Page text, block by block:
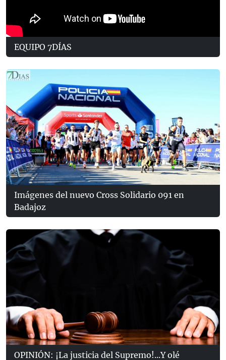
EQUIPO 7DÍAS
Imágenes del nuevo Cross Solidario 091 en
Badajoz
OPINIÓN: ¡La justicia del Supremo!...Y olé